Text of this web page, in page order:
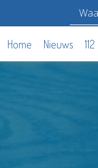
Home Nieuws 112